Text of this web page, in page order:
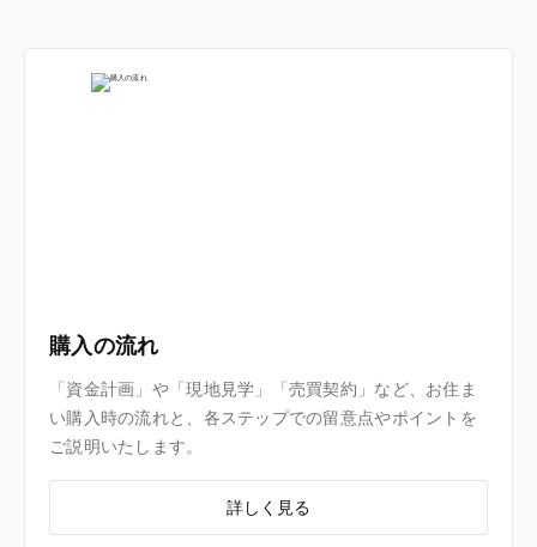
購入の流れ
「資金計画」や「現地見学」「売買契約」など、お住ま
い購入時の流れと、各ステップでの留意点やポイントを
ご説明いたします。
詳しく見る